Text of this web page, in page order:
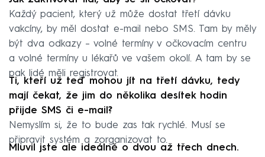
Každý pacient, který už může dostat třetí dávku
vakcíny, by měl dostat e-mail nebo SMS. Tam by měly
být dva odkazy – volné termíny v očkovacím centru
a volné termíny u lékařů ve vašem okolí. A tam by se
pak lidé měli registrovat.
Ti, kteří už teď mohou jít na třetí dávku, tedy
mají čekat, že jim do několika desítek hodin
přijde SMS či e-mail?
Nemyslím si, že to bude zas tak rychlé. Musí se
připravit systém a zorganizovat to.
Mluvil jste ale ideálně o dvou až třech dnech.